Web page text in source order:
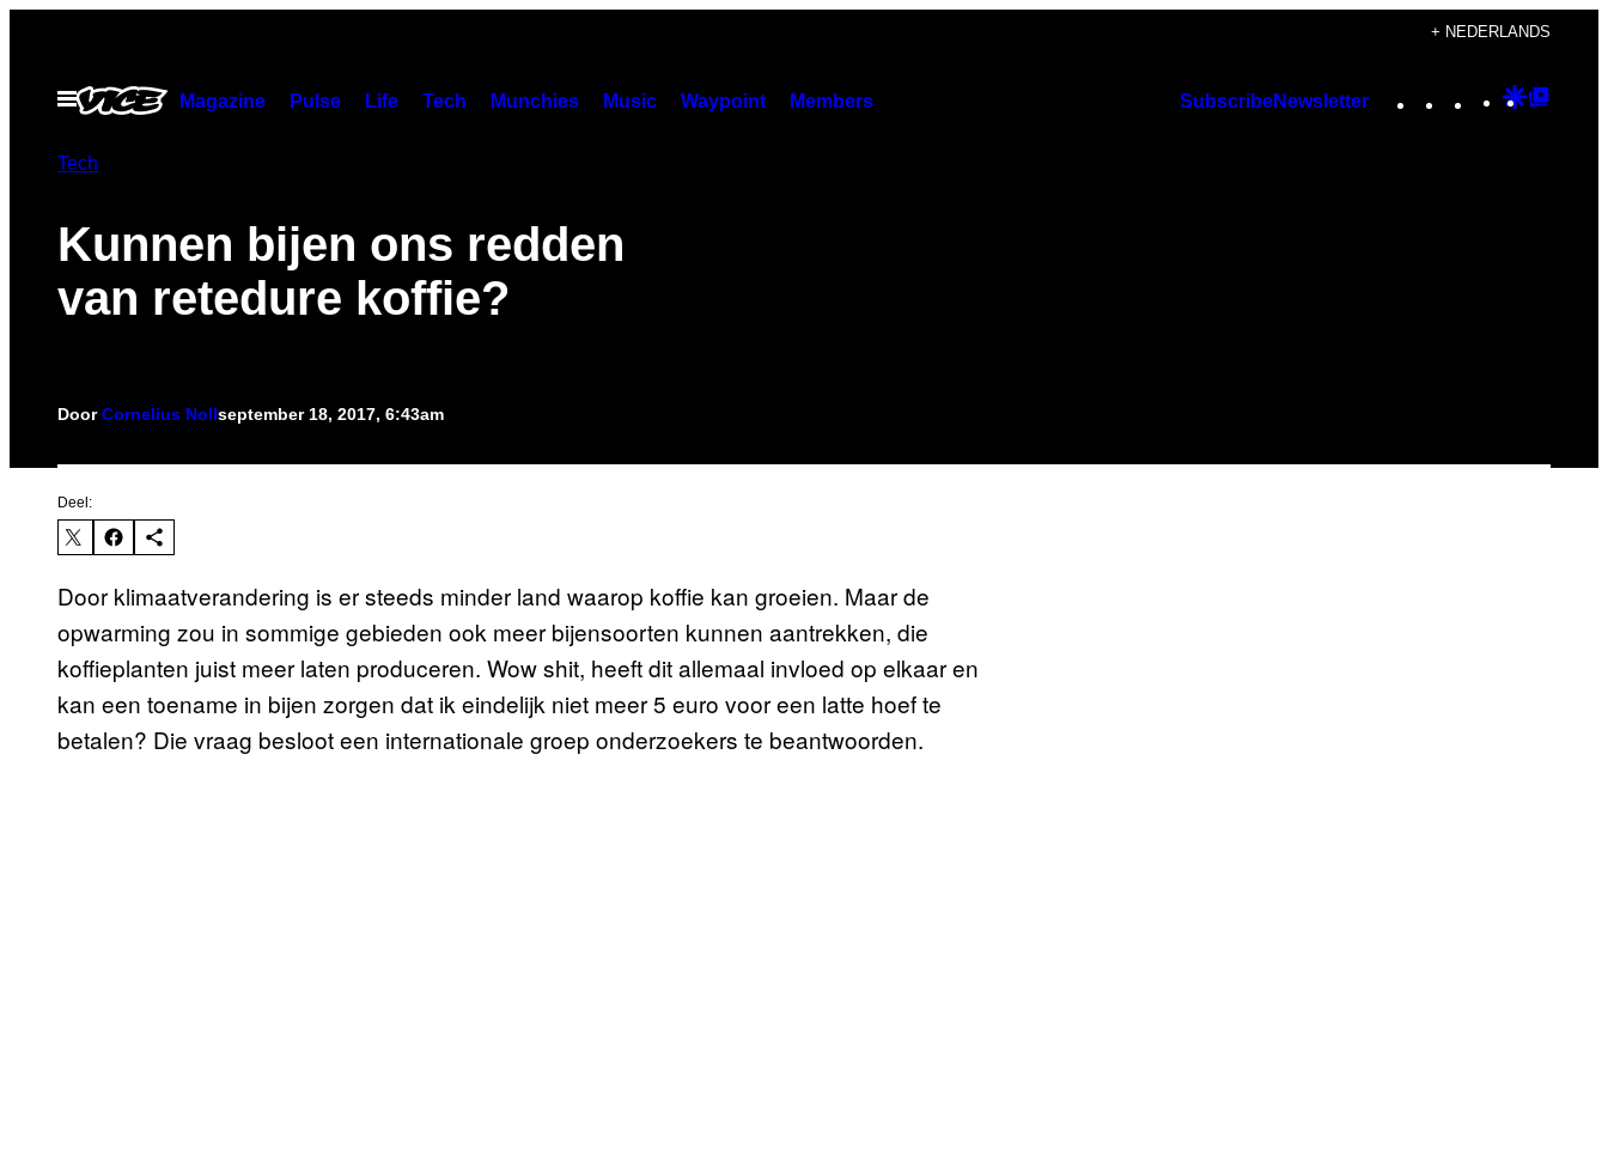
+ NEDERLANDS
Open
menu
Magazine Pulse Life Tech Munchies Music Waypoint Members SubscribeNewsletter Instagram
TikTok
YouTube
Google
Tech
Kunnen bijen ons redden
van retedure koffie?
DoorCornelius Nollseptember 18, 2017, 6:43am
Deel:
Door klimaatverandering is er steeds minder land waarop koffie kan groeien. Maar de
opwarming zou in sommige gebieden ook meer bijensoorten kunnen aantrekken, die
koffieplanten juist meer laten produceren. Wow shit, heeft dit allemaal invloed op elkaar en
kan een toename in bijen zorgen dat ik eindelijk niet meer 5 euro voor een latte hoef te
betalen? Die vraag besloot een internationale groep onderzoekers te beantwoorden.